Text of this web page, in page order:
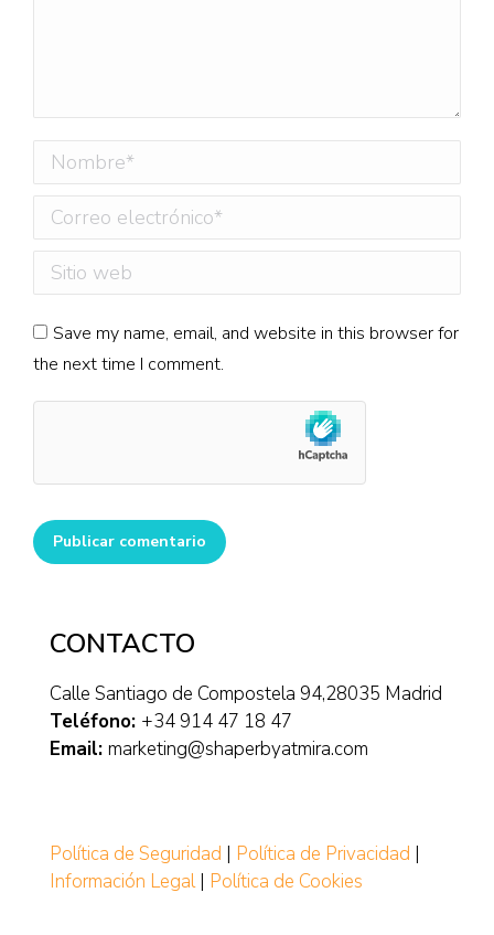
Nombre *
Correo electrónico *
Sitio web
Save my name, email, and website in this browser for
the next time I comment.
Publicar comentario
CONTACTO
Calle Santiago de Compostela 94,28035 Madrid
Teléfono: +34 914 47 18 47
Email: marketing@shaperbyatmira.com
Política de Seguridad | Política de Privacidad |
Información Legal| Política de Cookies